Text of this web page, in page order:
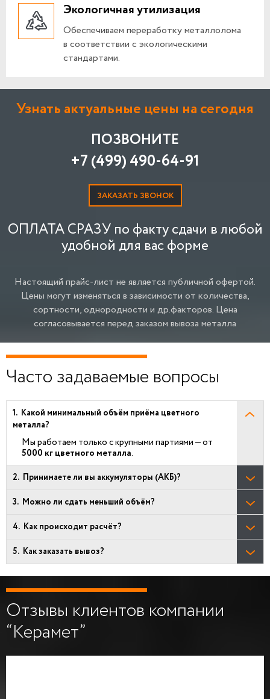
Экологичная утилизация
Обеспечиваем переработку металлолома
в соответствии с экологическими
стандартами.
Узнать актуальные цены на сегодня
ПОЗВОНИТЕ
+7 (499) 490-64-91
ЗАКАЗАТЬ ЗВОНОК
ОПЛАТА СРАЗУ по факту сдачи в любой
удобной для вас форме
Настоящий прайс-лист не является публичной офертой.
Цены могут изменяться в зависимости от количества,
сортности, однородности и др.факторов. Цена
согласовывается перед заказом вывоза металла
Часто задаваемые вопросы
Какой минимальный объём приёма цветного
металла?
Мы работаем только с крупными партиями — от
5000 кг цветного металла.
Принимаете ли вы аккумуляторы (АКБ)?
Можно ли сдать меньший объём?
Как происходит расчёт?
Как заказать вывоз?
Отзывы клиентов компании
“Керамет”